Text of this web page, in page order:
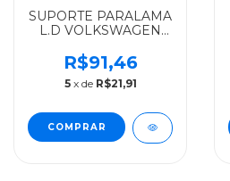
SUPORTE PARALAMA
L.D VOLKSWAGEN
2RD821152
R$91,46
5 x de R$21,91